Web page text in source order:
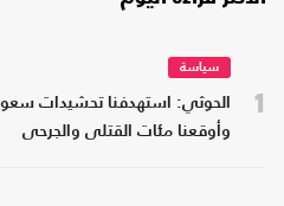
1
سياسة
الحوثي: استهدفنا تحشيدات
وأوقعنا مئات القتلى والجرحى